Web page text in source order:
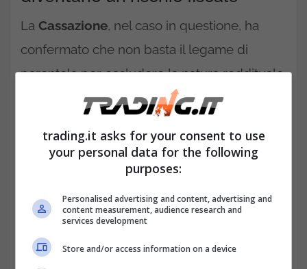
La Cassazione, nel caso in questione, ha
confermato che non basta il legame di
parentela per escludere la natura reddituale
di un bonifico. Il contribuente aveva ricevuto
vari versamenti da un parente, ma non era in
grado di dimostrare che si trattasse di
donazioni o semplici aiuti. Nessuna
dichiarazione, nessun accordo scritto. Solo
causali vaghe come “sostegno familiare” o
“per spese”. Insufficienti, secondo i giudici.
trading.it asks for your consent to use
your personal data for the following
purposes:
Personalised advertising and content, advertising and
content measurement, audience research and
services development
Store and/or access information on a device